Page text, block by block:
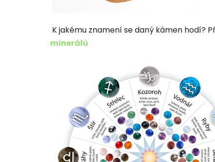
K jakému znamení se daný kámen hodí?
minerálů